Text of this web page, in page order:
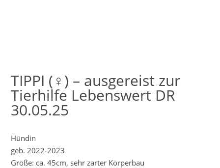
TIPPI (♀) – ausgereist zur
Tierhilfe Lebenswert DR
30.05.25
Hündin
geb. 2022-2023
Größe: ca. 45cm, sehr zarter Körperbau